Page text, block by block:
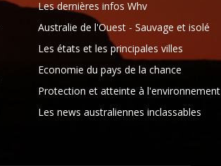
Les dernières infos Whv
Australie de l'Ouest - Sauvage et isolé
Les états et les principales villes
Economie du pays de la chance
Protection et atteinte à l'environnement
Les news australiennes inclassables